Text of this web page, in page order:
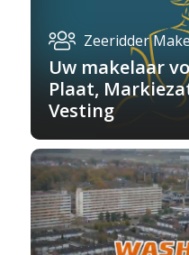
Zeeridder
Uw makelaar
Plaat,
Vesting